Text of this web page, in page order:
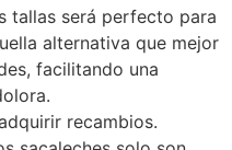
tallas será perfecto para
alternativa que mejor
facilitando una
recambios.